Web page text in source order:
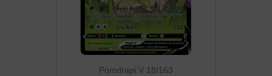
Pomdrapi V 18/163